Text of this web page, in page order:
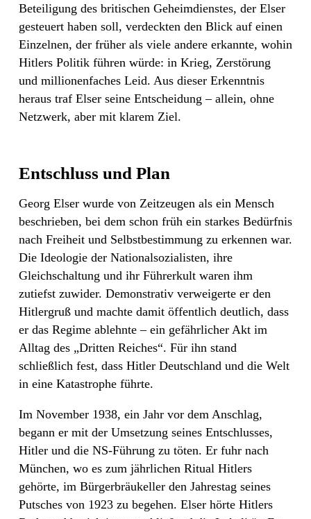
Beteiligung des britischen Geheimdienstes, der Elser
gesteuert haben soll, verdeckten den Blick auf einen
Einzelnen, der früher als viele andere erkannte, wohin
Hitlers Politik führen würde: in Krieg, Zerstörung
und millionenfaches Leid. Aus dieser Erkenntnis
heraus traf Elser seine Entscheidung – allein, ohne
Netzwerk, aber mit klarem Ziel.
Entschluss und Plan
Georg Elser wurde von Zeitzeugen als ein Mensch
beschrieben, bei dem schon früh ein starkes Bedürfnis
nach Freiheit und Selbstbestimmung zu erkennen war.
Die Ideologie der Nationalsozialisten, ihre
Gleichschaltung und ihr Führerkult waren ihm
zutiefst zuwider. Demonstrativ verweigerte er den
Hitlergruß und machte damit öffentlich deutlich, dass
er das Regime ablehnte – ein gefährlicher Akt im
Alltag des „Dritten Reiches“. Für ihn stand
schließlich fest, dass Hitler Deutschland und die Welt
in eine Katastrophe führte.
Im November 1938, ein Jahr vor dem Anschlag,
begann er mit der Umsetzung seines Entschlusses,
Hitler und die NS-Führung zu töten. Er fuhr nach
München, wo es zum jährlichen Ritual Hitlers
gehörte, im Bürgerbräukeller den Jahrestag seines
Putsches von 1923 zu begehen. Elser hörte Hitlers